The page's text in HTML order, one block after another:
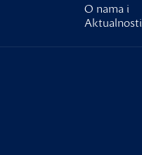
O nama i
Aktualnosti